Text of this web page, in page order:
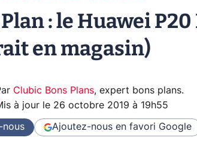
: le Huawei
en magasin)
Clubic Bons Plans, expert bons plans.
à jour le 26 octobre 2019 à 19h55
nous Ajoutez-nous en favori Google